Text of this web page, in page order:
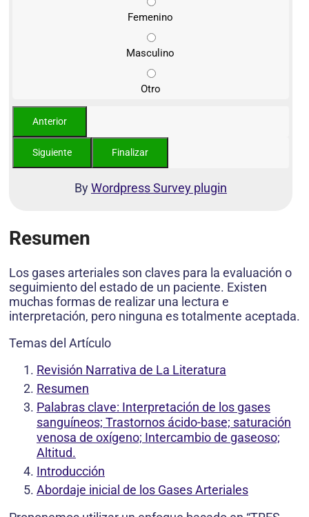
Femenino
Masculino
Otro
ByWordpress Survey plugin
Resumen
Los gases arteriales son claves para la evaluación o
seguimiento del estado de un paciente. Existen
muchas formas de realizar una lectura e
interpretación, pero ninguna es totalmente aceptada.
Temas del Artículo
Revisión Narrativa de La Literatura
Resumen
Palabras clave: Interpretación de los gases
sanguíneos; Trastornos ácido-base; saturación
venosa de oxígeno; Intercambio de gaseoso;
Altitud.
Introducción
Abordaje inicial de los Gases Arteriales